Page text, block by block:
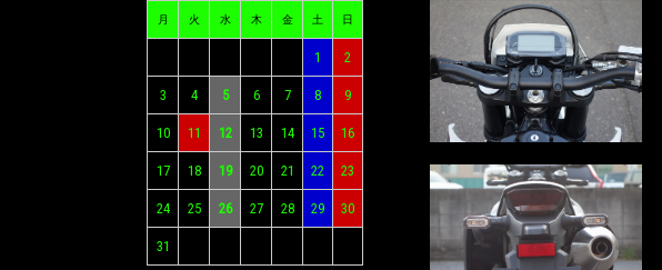
月 火 水 木 金 土 日
1 2
3 4 5 6 7 8 9
10 11 12 13 14 15 16
17 18 19 20 21 22 23
24 25 26 27 28 29 30
31